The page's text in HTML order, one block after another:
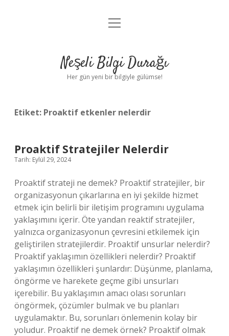
Anasayfa
Yasal Uyarı
menüyü
Neşeli Bilgi Durağı
Her gün yeni bir bilgiyle gülümse!
Etiket: Proaktif etkenler nelerdir
Proaktif Stratejiler Nelerdir
Tarih: Eylül 29, 2024
Proaktif strateji ne demek? Proaktif stratejiler, bir
organizasyonun çıkarlarına en iyi şekilde hizmet
etmek için belirli bir iletişim programını uygulama
yaklaşımını içerir. Öte yandan reaktif stratejiler,
yalnızca organizasyonun çevresini etkilemek için
geliştirilen stratejilerdir. Proaktif unsurlar nelerdir?
Proaktif yaklaşımın özellikleri nelerdir? Proaktif
yaklaşımın özellikleri şunlardır: Düşünme, planlama,
öngörme ve harekete geçme gibi unsurları
içerebilir. Bu yaklaşımın amacı olası sorunları
öngörmek, çözümler bulmak ve bu planları
uygulamaktır. Bu, sorunları önlemenin kolay bir
yoludur. Proaktif ne demek örnek? Proaktif olmak